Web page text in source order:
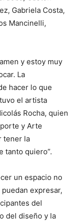
Gabriela Costa,
Mancinelli,
y estoy muy
La
hacer lo que
el artista
Rocha, quien
y Arte
tener la
tanto quiero”.
un espacio no
expresar,
del
del diseño y la